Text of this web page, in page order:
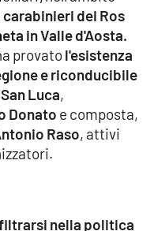
dei Ros
in Valle d'Aosta.
provatol'esistenza
e riconducibile
Luca,
Donato e composta,
Raso, attivi
nella politica